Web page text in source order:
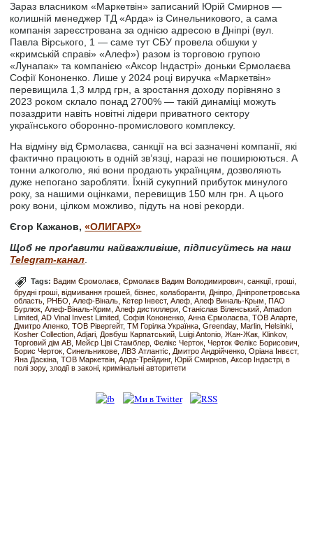
Зараз власником «Маркетвін» записаний Юрій Смирнов —
колишній менеджер ТД «Арда» із Синельникового, а сама
компанія зареєстрована за однією адресою в Дніпрі (вул.
Павла Вірського, 1 — саме тут СБУ провела обшуки у
«кримській справі» «Алеф») разом із торговою групою
«Лунапак» та компанією «Аксор Індастрі» доньки Єрмолаєва
Софії Кононенко. Лише у 2024 році виручка «Маркетвін»
перевищила 1,3 млрд грн, а зростання доходу порівняно з
2023 роком склало понад 2700% — такій динаміці можуть
позаздрити навіть новітні лідери приватного сектору
українського оборонно-промислового комплексу.
На відміну від Єрмолаєва, санкції на всі зазначені компанії, які
фактично працюють в одній зв’язці, наразі не поширюються. А
тонни алкоголю, які вони продають українцям, дозволяють
дуже непогано заробляти. Їхній сукупний прибуток минулого
року, за нашими оцінками, перевищив 150 млн грн. А цього
року вони, цілком можливо, підуть на нові рекорди.
Єгор Кажанов,«ОЛИГАРХ»
Щоб не проґавити найважливіше, підписуйтесь на наш
Telegram-канал.
Tags: Вадим Єромолаєв Єрмолаєв Вадим Володимирович санкції гроші
брудні гроші відмивання грошей бізнес колаборанти Дніпро Дніпропетровська
область
РНБО Алеф-Віналь Кетер Інвест Алеф Алеф Виналь-Крым
ПАО
Бурлюк Алеф-Віналь-Крим Алеф дистиллери Станіслав Віленський Amadon
Limited AD Vinal Invest Limited Софія Кононенко Анна Єрмолаєва ТОВ Аларте
Дмитро Апенко ТОВ Рівергейт ТМ Горілка Українка Greenday Marlin
Helsinki
Kosher Collection Adjari Довбуш Карпатський Luigi Antonio Жан-Жак
Klinkov
Торговий дім АВ Мейєр Цві Стамблер Фелікс Черток Черток Фелікс Борисович
Борис Черток Синельникове ЛВЗ Атлантіс Дмитро Андрійченко Оріана Інвєст
Яна Даскіна ТОВ Маркетвін Арда-Трейдинг Юрій Смирнов Аксор Індастрі в
полі зору злодії в законі кримінальні авторитети